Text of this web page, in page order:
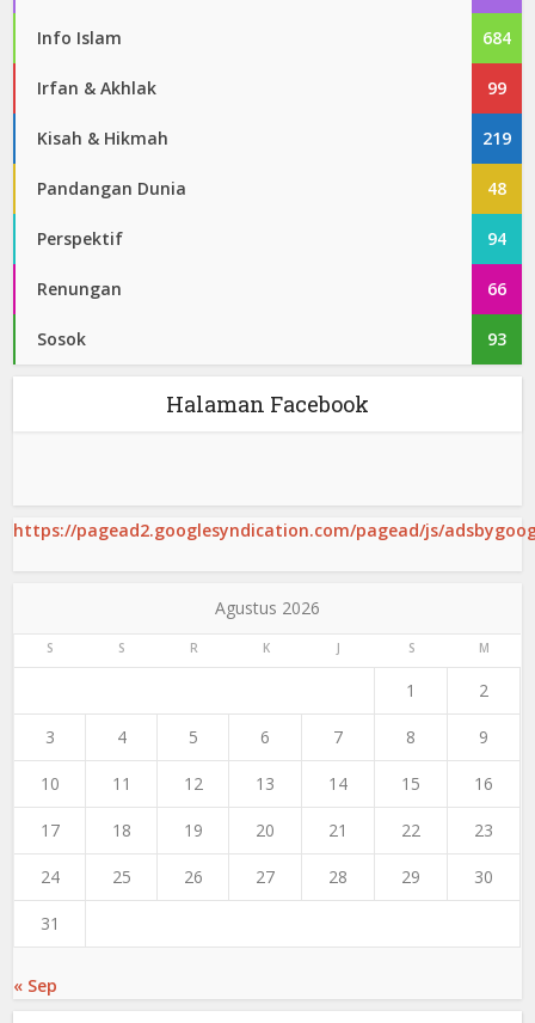
Info Islam 684
Irfan & Akhlak 99
Kisah & Hikmah 219
Pandangan Dunia 48
Perspektif 94
Renungan 66
Sosok 93
Halaman Facebook
https://pagead2.googlesyndication.com/pagead/js/
Agustus 2026
S S R K J S M
1 2
3 4 5 6 7 8 9
10 11 12 13 14 15 16
17 18 19 20 21 22 23
24 25 26 27 28 29 30
31
« Sep